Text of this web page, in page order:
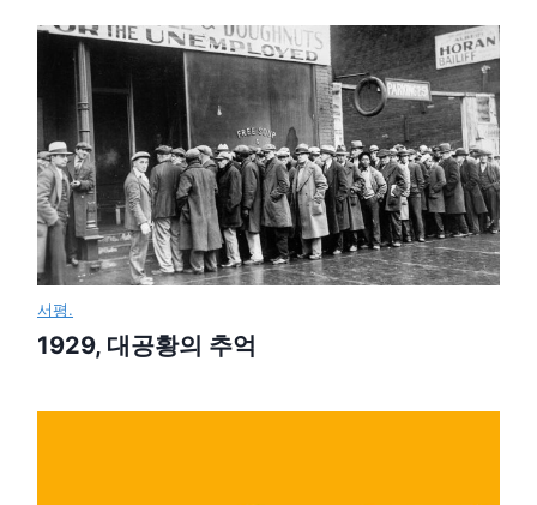
서평.
1929, 대공황의 추억